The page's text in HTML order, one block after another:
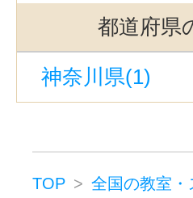
トータルビュ
アンチエイジ
小顔矯正(2)
都道府県
神奈川県(1)
TOP 全国の教室・